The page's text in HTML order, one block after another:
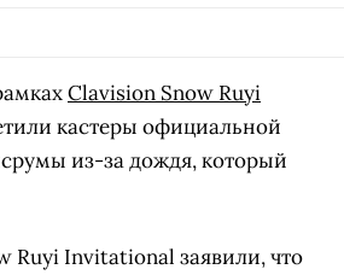
Clavision Snow Ruyi
кастеры официальной
из-за дождя, который
Ruyi Invitational заявили, что